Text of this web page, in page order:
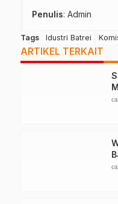
Penulis: Admin
Tags Idustri Batrei
ARTIKEL TERKAIT